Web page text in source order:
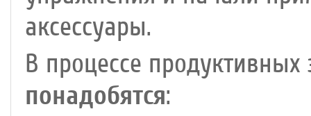
аксессуары.
В процессе
понадобятся: